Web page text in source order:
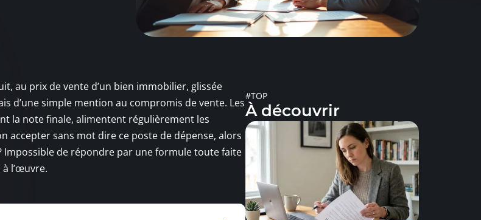
au prix de vente d’un bien immobilier, glissée
d’une simple mention au compromis de vente. Les
la note finale, alimentent régulièrement les
accepter sans mot dire ce poste de dépense, alors
Impossible de répondre par une formule toute faite
l’œuvre.
#TOP
À découvrir